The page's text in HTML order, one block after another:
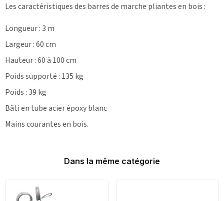
Les caractéristiques des barres de marche pliantes en bois :
Longueur : 3 m
Largeur : 60 cm
Hauteur : 60 à 100 cm
Poids supporté : 135 kg
Poids : 39 kg
Bâti en tube acier époxy blanc
Mains courantes en bois.
Dans la même catégorie